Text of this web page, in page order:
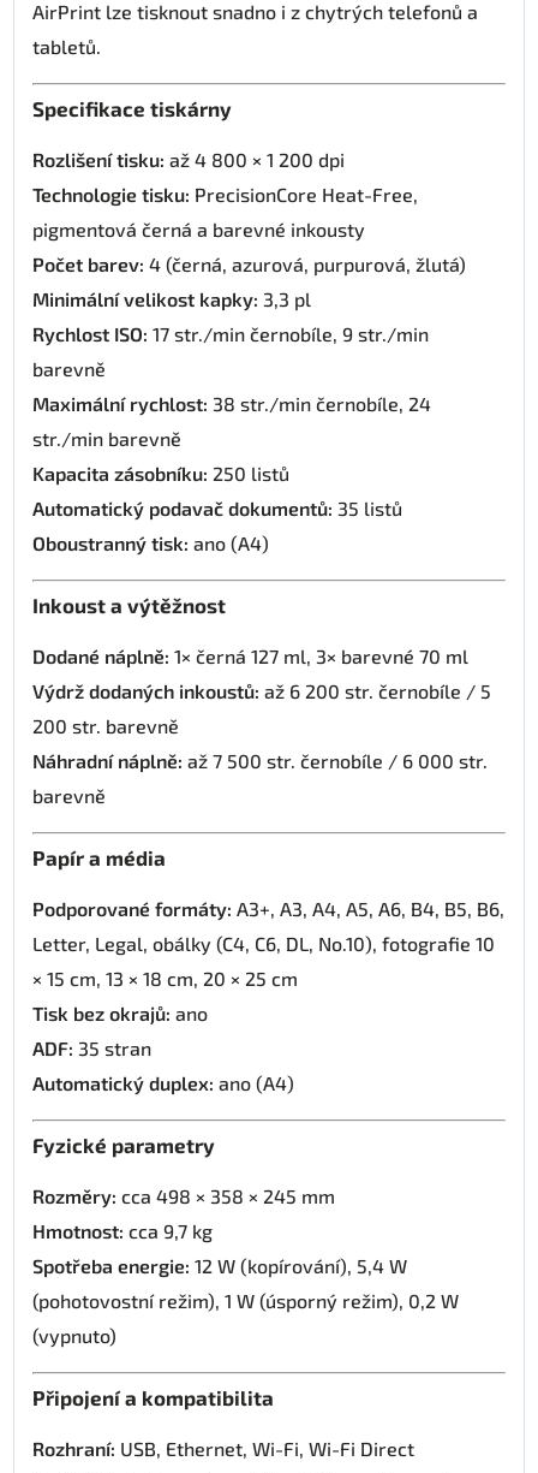
AirPrint lze tisknout snadno i z chytrých telefonů a
tabletů.
Specifikace tiskárny
Rozlišení tisku: až 4 800 × 1 200 dpi
Technologie tisku: PrecisionCore Heat-Free,
pigmentová černá a barevné inkousty
Počet barev: 4 (černá, azurová, purpurová, žlutá)
Minimální velikost kapky: 3,3 pl
Rychlost ISO: 17 str./min černobíle, 9 str./min
barevně
Maximální rychlost: 38 str./min černobíle, 24
str./min barevně
Kapacita zásobníku: 250 listů
Automatický podavač dokumentů: 35 listů
Oboustranný tisk: ano (A4)
Inkoust a výtěžnost
Dodané náplně: 1× černá 127 ml, 3× barevné 70 ml
Výdrž dodaných inkoustů: až 6 200 str. černobíle / 5
200 str. barevně
Náhradní náplně: až 7 500 str. černobíle / 6 000 str.
barevně
Papír a média
Podporované formáty: A3+, A3, A4, A5, A6, B4, B5, B6,
Letter, Legal, obálky (C4, C6, DL, No.10), fotografie 10
× 15 cm, 13 × 18 cm, 20 × 25 cm
Tisk bez okrajů: ano
ADF: 35 stran
Automatický duplex: ano (A4)
Fyzické parametry
Rozměry: cca 498 × 358 × 245 mm
Hmotnost: cca 9,7 kg
Spotřeba energie: 12 W (kopírování), 5,4 W
(pohotovostní režim), 1 W (úsporný režim), 0,2 W
(vypnuto)
Připojení a kompatibilita
Rozhraní: USB, Ethernet, Wi-Fi, Wi-Fi Direct